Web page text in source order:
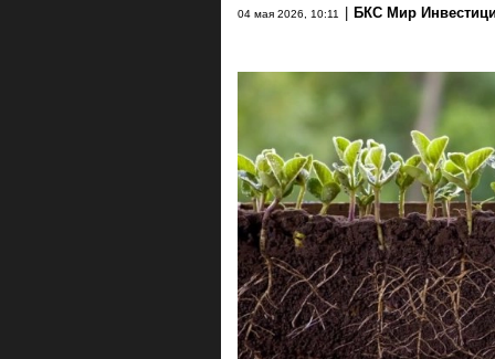
04 мая 2026, 10:11 | БКС Мир